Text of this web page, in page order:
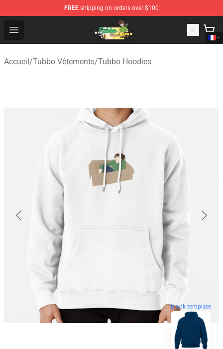
FREE shipping on orders over $100
Open menu
Tubbo Store - Official Tubbo Merchandise Shop
Accueil/Tubbo Vêtements/Tubbo Hoodies
blank template